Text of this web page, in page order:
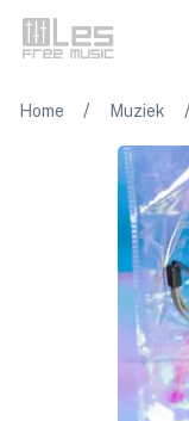
Home / Muziek